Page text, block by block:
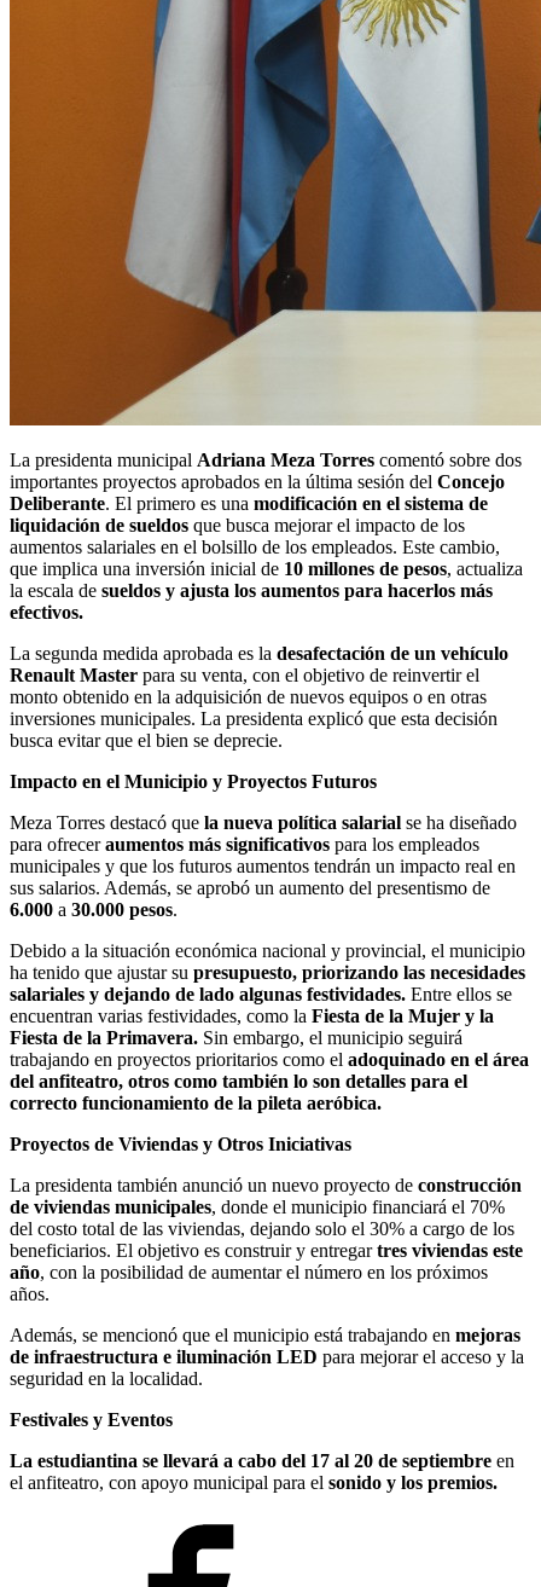
La presidenta municipal Adriana Meza Torres comentó sobre dos
importantes proyectos aprobados en la última sesión del Concejo
Deliberante. El primero es una modificación en el sistema de
liquidación de sueldos que busca mejorar el impacto de los
aumentos salariales en el bolsillo de los empleados. Este cambio,
que implica una inversión inicial de 10 millones de pesos, actualiza
la escala de sueldos y ajusta los aumentos para hacerlos más
efectivos.
La segunda medida aprobada es la desafectación de un vehículo
Renault Master para su venta, con el objetivo de reinvertir el
monto obtenido en la adquisición de nuevos equipos o en otras
inversiones municipales. La presidenta explicó que esta decisión
busca evitar que el bien se deprecie.
Impacto en el Municipio y Proyectos Futuros
Meza Torres destacó que la nueva política salarial se ha diseñado
para ofreceraumentos más significativos para los empleados
municipales y que los futuros aumentos tendrán un impacto real en
sus salarios. Además, se aprobó un aumento del presentismo de
6.000 a 30.000 pesos.
Debido a la situación económica nacional y provincial, el municipio
ha tenido que ajustar su presupuesto, priorizando las necesidades
salariales y dejando de lado algunas festividades. Entre ellos se
encuentran varias festividades, como la Fiesta de la Mujer y la
Fiesta de la Primavera. Sin embargo, el municipio seguirá
trabajando en proyectos prioritarios como el adoquinado en el área
del anfiteatro, otros como también lo son detalles para el
correcto funcionamiento de la pileta aeróbica.
Proyectos de Viviendas y Otros Iniciativas
La presidenta también anunció un nuevo proyecto de construcción
de viviendas municipales, donde el municipio financiará el 70%
del costo total de las viviendas, dejando solo el 30% a cargo de los
beneficiarios. El objetivo es construir y entregartres viviendas este
año, con la posibilidad de aumentar el número en los próximos
años.
Además, se mencionó que el municipio está trabajando en mejoras
de infraestructura e iluminación LED para mejorar el acceso y la
seguridad en la localidad.
Festivales y Eventos
La estudiantina se llevará a cabo del 17 al 20 de septiembre en
el anfiteatro, con apoyo municipal para el sonido y los premios.